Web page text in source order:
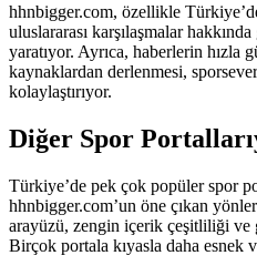
hhnbigger.com, özellikle
uluslararası karşılaşmalar
yaratıyor. Ayrıca, haberlerin hızla
kaynaklardan derlenmesi,
kolaylaştırıyor.
Diğer Spor
Türkiye’de pek çok popüler spor
hhnbigger.com’un öne çıkan
arayüzü, zengin içerik çeşitliliği ve
Birçok portala kıyasla daha esnek